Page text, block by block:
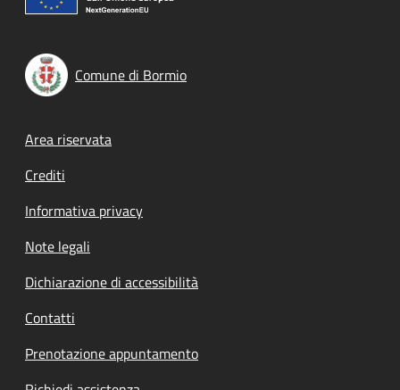
Comune di Bormio
Footer menu
Area riservata
Crediti
Informativa privacy
Note legali
Dichiarazione di accessibilità
Contatti
Prenotazione appuntamento